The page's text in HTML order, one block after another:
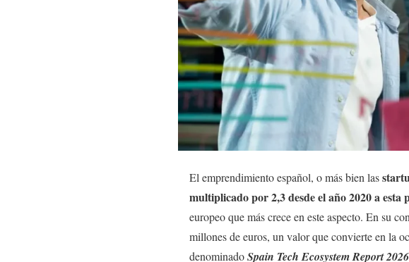
El emprendimiento español, o más bien las
multiplicado por 2,3 desde el año 2020 a esta
europeo que más crece en este aspecto. En su
millones de euros, un valor que convierte en la
denominadoSpain Tech Ecosystem Report 2026